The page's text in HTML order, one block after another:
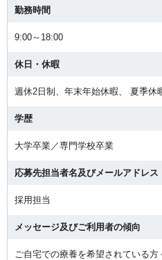
勤務時間
9:00～18:00
休日・休暇
週休2日制、年末年始休暇、 夏季休
学歴
大学卒業／専門学校卒業
応募先担当者名及びメールアドレス
採用担当
メッセージ及びご利用者の傾向
ご自宅での療養を希望されている